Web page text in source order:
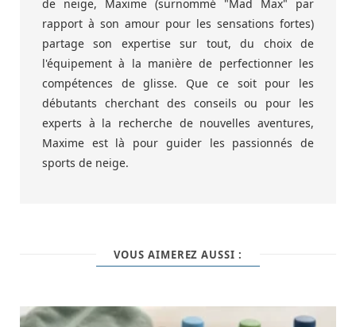
de neige, Maxime (surnommé "Mad Max" par
rapport à son amour pour les sensations fortes)
partage son expertise sur tout, du choix de
l'équipement à la manière de perfectionner les
compétences de glisse. Que ce soit pour les
débutants cherchant des conseils ou pour les
experts à la recherche de nouvelles aventures,
Maxime est là pour guider les passionnés de
sports de neige.
VOUS AIMEREZ AUSSI :